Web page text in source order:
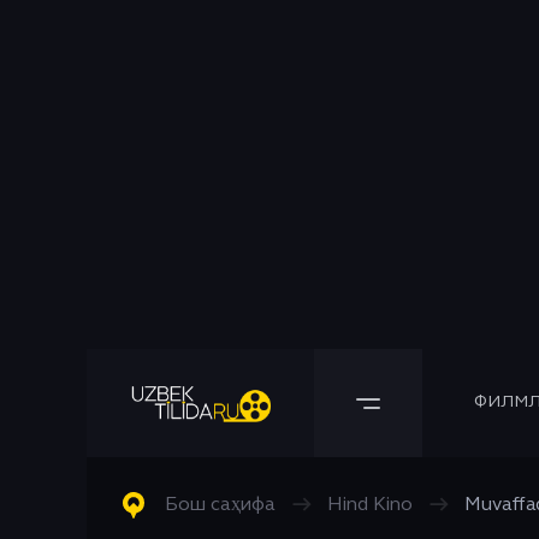
Барча Филмлар Комедия
Барча Сериаллар
Бош саҳифа → Hind Kino →